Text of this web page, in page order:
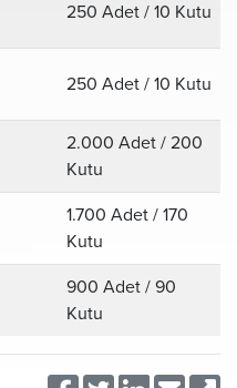
250 Adet / 10 Kutu
250 Adet / 10 Kutu
2.000 Adet / 200
Kutu
1.700 Adet / 170
Kutu
900 Adet / 90
Kutu